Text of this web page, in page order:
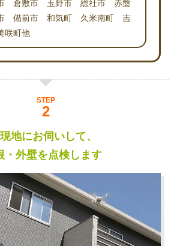
市 倉敷市 玉野市 総社市 赤盤
備前市 和気町 久米南町 吉
咲町他
STEP
現地にお伺いして、
・外壁を点検します